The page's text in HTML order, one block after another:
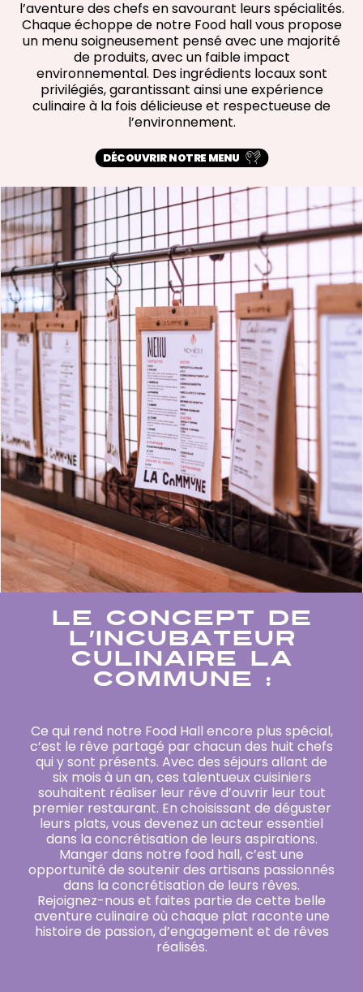
l’aventure des chefs en savourant leurs spécialités.
Chaque échoppe de notre Food hall vous propose
un menu soigneusement pensé avec une majorité
de produits, avec un faible impact
environnemental. Des ingrédients locaux sont
privilégiés, garantissant ainsi une expérience
culinaire à la fois délicieuse et respectueuse de
l’environnement.
DÉCOUVRIR NOTRE MENU
LE CONCEPT DE
L’INCUBATEUR
CULINAIRE LA
COMMUNE :
Ce qui rend notre Food Hall encore plus spécial,
c’est le rêve partagé par chacun des huit chefs
qui y sont présents. Avec des séjours allant de
six mois à un an, ces talentueux cuisiniers
souhaitent réaliser leur rêve d’ouvrir leur tout
premier restaurant. En choisissant de déguster
leurs plats, vous devenez un acteur essentiel
dans la concrétisation de leurs aspirations.
Manger dans notre food hall, c’est une
opportunité de soutenir des artisans passionnés
dans la concrétisation de leurs rêves.
Rejoignez-nous et faites partie de cette belle
aventure culinaire où chaque plat raconte une
histoire de passion, d’engagement et de rêves
réalisés.